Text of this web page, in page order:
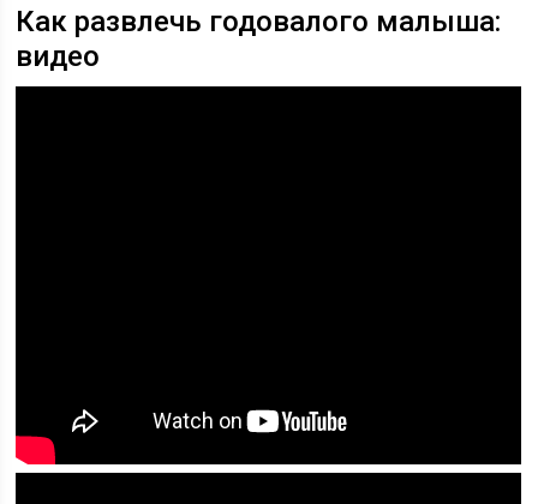
Как развлечь годовалого малыша:
видео